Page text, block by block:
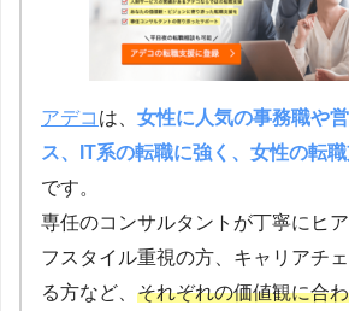
アデコ は、 女性に人気の事務職や
ス、IT系の転職に強く、女性の転
です。
専任のコンサルタントが丁寧にヒ
フスタイル重視の方、キャリアチ
る方など、 それぞれの価値観に合